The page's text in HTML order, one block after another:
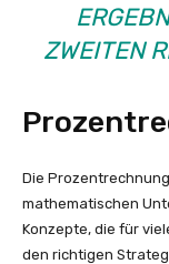
ZWEITEN
Die
mathematischen
Konzepte, die für
den richtigen